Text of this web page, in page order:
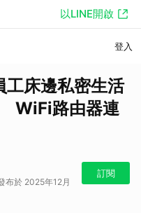
以LINE開啟
登入
工床邊私密生活
WiFi路由器連
布於 2025年12月
訂閱